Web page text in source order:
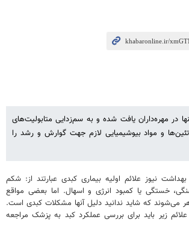
در مهره‌داران یافت شده و به سم‌زدایی متابولیت‌های
و مواد بیوشیمیایی لازم جهت گوارش و رشد را
نیوز علائم اولیه بیماری کبدی عبارتند از: شکم
خستگی یا کمبود انرژی و اسهال. اما بعضی مواقع
می‌شوند که شاید ندانید دلیل آنها مشکلات کبدی است.
زیر باید برای بررسی عملکرد کبد به پزشک مراجعه